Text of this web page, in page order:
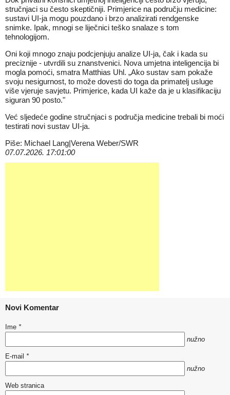
stručnjaci su često skeptičniji. Primjerice na području medicine:
sustavi UI-ja mogu pouzdano i brzo analizirati rendgenske
snimke. Ipak, mnogi se liječnici teško snalaze s tom
tehnologijom.
Oni koji mnogo znaju podcjenjuju analize UI-ja, čak i kada su
preciznije - utvrdili su znanstvenici. Nova umjetna inteligencija bi
mogla pomoći, smatra Matthias Uhl. „Ako sustav sam pokaže
svoju nesigurnost, to može dovesti do toga da primatelj usluge
više vjeruje savjetu. Primjerice, kada UI kaže da je u klasifikaciju
siguran 90 posto."
Već sljedeće godine stručnjaci s područja medicine trebali bi moći
testirati novi sustav UI-ja.
Piše: Michael Lang|Verena Weber/SWR
07.07.2026. 17:01:00
Novi Komentar
Ime *
nužno
E-mail *
nužno
Web stranica